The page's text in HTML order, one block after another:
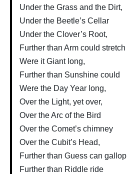
Under the Grass and the Dirt,
Under the Beetle’s Cellar
Under the Clover’s Root,
Further than Arm could stretch
Were it Giant long,
Further than Sunshine could
Were the Day Year long,
Over the Light, yet over,
Over the Arc of the Bird
Over the Comet’s chimney
Over the Cubit’s Head,
Further than Guess can gallop
Further than Riddle ride